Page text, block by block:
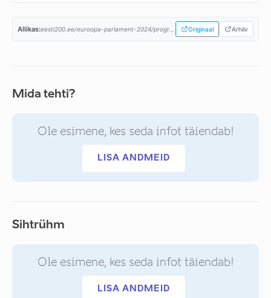
Allikas: Originaal Arhiiv
Mida tehti?
Ole esimene, kes seda infot täiendab!
LISA ANDMEID
Sihtrühm
Ole esimene, kes seda infot täiendab!
LISA ANDMEID